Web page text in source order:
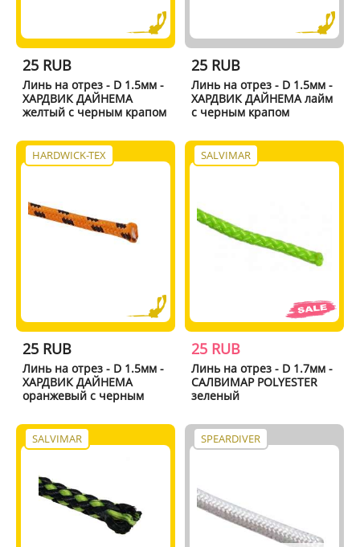
25 RUB
Линь на отрез - D 1.5мм -
ХАРДВИК ДАЙНЕМА
желтый с черным крапом
25 RUB
Линь на отрез - D 1.5мм -
ХАРДВИК ДАЙНЕМА лайм
с черным крапом
HARDWICK-TEX
25 RUB
Линь на отрез - D 1.5мм -
ХАРДВИК ДАЙНЕМА
оранжевый с черным
SALVIMAR
25 RUB
Линь на отрез - D 1.7мм -
САЛВИМАР POLYESTER
зеленый
SALVIMAR SPEARDIVER